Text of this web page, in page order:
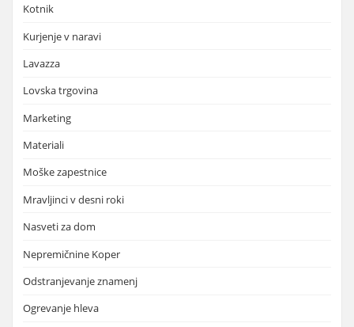
Kotnik
Kurjenje v naravi
Lavazza
Lovska trgovina
Marketing
Materiali
Moške zapestnice
Mravljinci v desni roki
Nasveti za dom
Nepremičnine Koper
Odstranjevanje znamenj
Ogrevanje hleva